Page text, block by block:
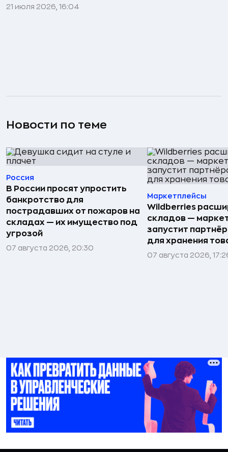
21 июля 2026, 16:04
Новости по теме
Россия
В России просят упростить
банкротство для
пострадавших от пожаров на
складах — их имущество под
угрозой
07 августа 2026, 20:30
Маркетплейсы
Wildberries
складов —
запустит
для хранения
07 августа 2026,